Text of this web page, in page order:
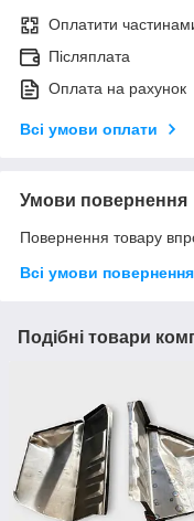
Оплатити
Післяплата
Оплата на рахунок
Всі умови оплати
Умови повернення
Повернення товару
Всі умови повернення
Подібні товари